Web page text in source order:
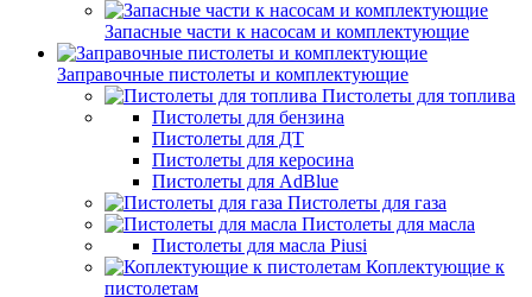
Запасные части к насосам и комплектующие
Заправочные пистолеты и комплектующие
Пистолеты для топлива
Пистолеты для бензина
Пистолеты для ДТ
Пистолеты для керосина
Пистолеты для AdBlue
Пистолеты для газа
Пистолеты для масла
Пистолеты для масла Piusi
Коплектующие к
пистолетам